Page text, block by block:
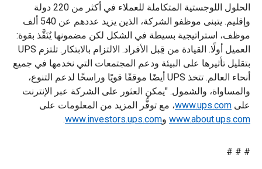
الحلول اللوجستية المتكاملة للعملاء في أكثر من 220 دولة
وإقليم. يتبنى موظفو الشركة، الذين يزيد عددهم عن 540 ألف
موظف، استراتيجية بسيطة في الشكل لكن مضمونها يُنَفَّذ بقوة:
العميل أولًا. القيادة من قِبل الأفراد. الالتزام بالابتكار. تلتزم UPS
بتقليل تأثيرها على البيئة ودعم المجتمعات التي نخدمها في جميع
أنحاء العالم. تتخذ UPS أيضًا موقفًا قويًا وراسخًا لدعم التنوع،
والمساواة، والشمول. "يمكن العثور على الشركة عبر الإنترنت
على www.ups.com، مع توفُّر المزيد من المعلومات على
www.about.ups.com وwww.investors.ups.com
.
# # #